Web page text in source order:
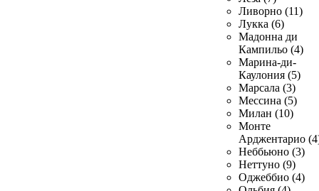
Ливорно (11)
Лукка (6)
Мадонна ди
Кампильо (4)
Марина-ди-
Каулония (5)
Марсала (3)
Мессина (5)
Милан (10)
Монте
Арджентарио
Неббьюно (3)
Неттуно (9)
Оджеббио (4)